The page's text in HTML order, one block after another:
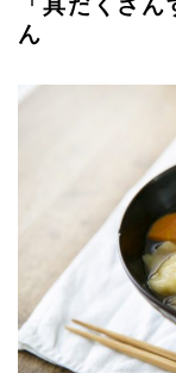
「具だくさ
ん